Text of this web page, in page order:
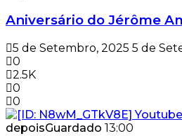
Aniversário do Jérôme
5 de Setembro, 2025 5 de
0
2.5K
0
0
depoisGuardado 13:00